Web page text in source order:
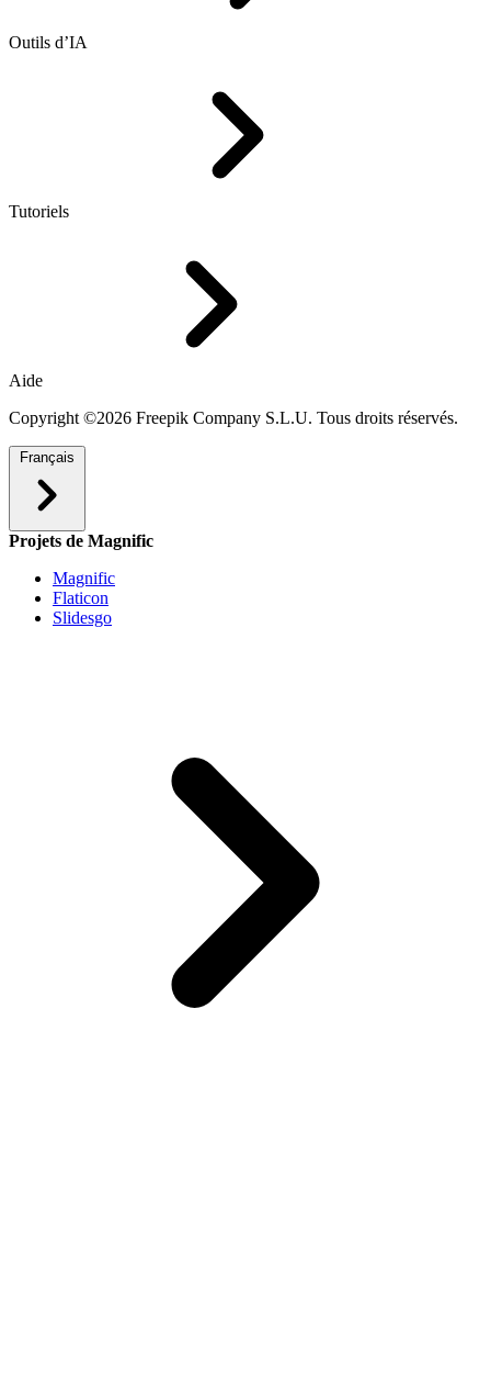
Outils d’IA
Tutoriels
Aide
Copyright ©2026 Freepik Company S.L.U. Tous droits réservés.
Français
Projets de Magnific
Magnific
Flaticon
Slidesgo